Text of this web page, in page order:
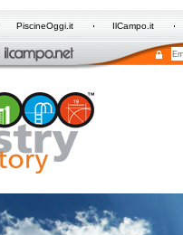
PiscineOggi.it IlCampo.it